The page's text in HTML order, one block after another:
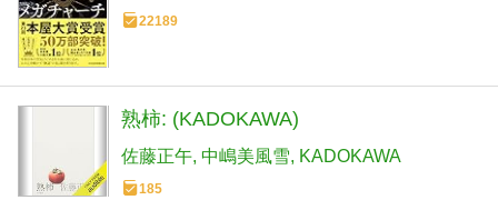
22189
熟柿: (KADOKAWA)
佐藤正午 中嶋美風雪 KADOKAWA
185